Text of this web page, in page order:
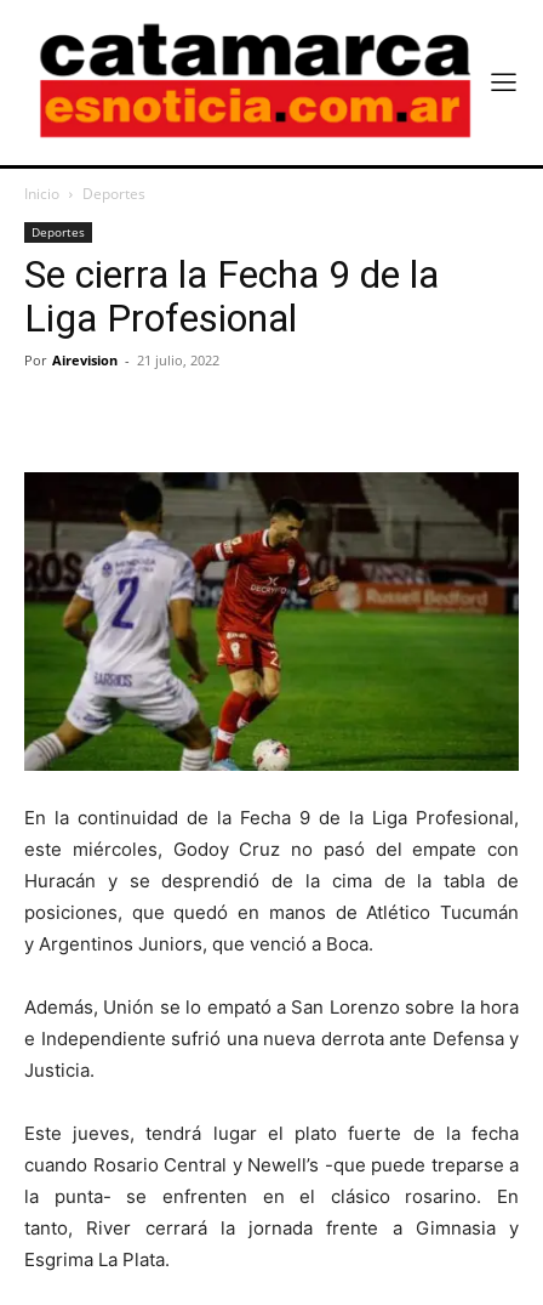
Inicio Deportes
Deportes
Se cierra la Fecha 9 de la
Liga Profesional
Por Airevision - 21 julio, 2022
En la continuidad de la Fecha 9 de la Liga Profesional,
este miércoles, Godoy Cruz no pasó del empate con
Huracán y se desprendió de la cima de la tabla de
posiciones, que quedó en manos de Atlético Tucumán
y Argentinos Juniors, que venció a Boca.
Además, Unión se lo empató a San Lorenzo sobre la hora
e Independiente sufrió una nueva derrota ante Defensa y
Justicia.
Este jueves, tendrá lugar el plato fuerte de la fecha
cuando Rosario Central y Newell’s -que puede treparse a
la punta- se enfrenten en el clásico rosarino. En
tanto, River cerrará la jornada frente a Gimnasia y
Esgrima La Plata.